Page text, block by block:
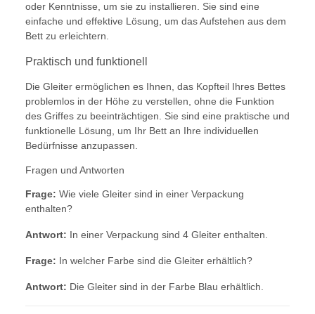
oder Kenntnisse, um sie zu installieren. Sie sind eine
einfache und effektive Lösung, um das Aufstehen aus dem
Bett zu erleichtern.
Praktisch und funktionell
Die Gleiter ermöglichen es Ihnen, das Kopfteil Ihres Bettes
problemlos in der Höhe zu verstellen, ohne die Funktion
des Griffes zu beeinträchtigen. Sie sind eine praktische und
funktionelle Lösung, um Ihr Bett an Ihre individuellen
Bedürfnisse anzupassen.
Fragen und Antworten
Frage: Wie viele Gleiter sind in einer Verpackung
enthalten?
Antwort: In einer Verpackung sind 4 Gleiter enthalten.
Frage: In welcher Farbe sind die Gleiter erhältlich?
Antwort: Die Gleiter sind in der Farbe Blau erhältlich.